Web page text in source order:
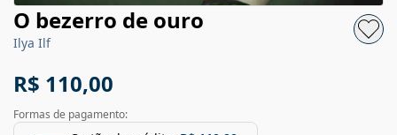
O bezerro de ouro
Ilya Ilf
R$ 110,00
Formas de pagamento: